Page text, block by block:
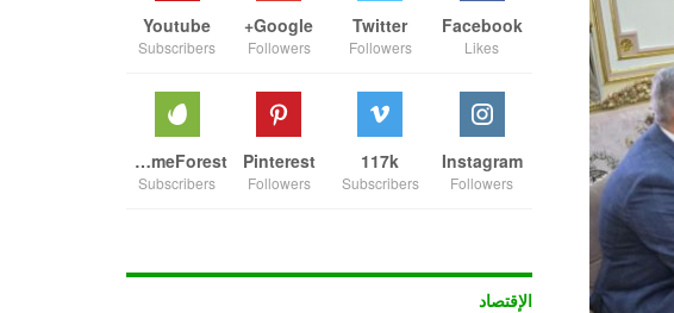
Facebook
Likes
Twitter
Followers
Google+
Followers
Youtube
Subscribers
Instagram
Followers
117k
Subscribers
Pinterest
Followers
ThemeForest
Subscribers
الإقتصاد